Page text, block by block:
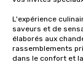
L'expérience
saveurs et de
élaborés aux
rassemblements
dans le confort et